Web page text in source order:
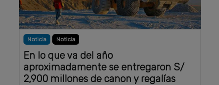
Noticia Noticia
En lo que va del año
aproximadamente se entregaron S/
2,900 millones de canon y regalías